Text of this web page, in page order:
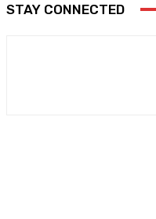
STAY CONNECTED